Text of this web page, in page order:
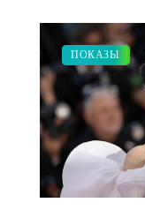
КРАСОТА
/
ПОКАЗЫ